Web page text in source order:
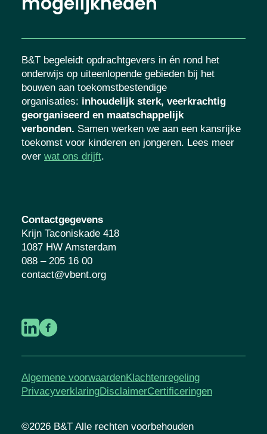
B&T begeleidt opdrachtgevers in én rond het
onderwijs op uiteenlopende gebieden bij het
bouwen aan toekomstbestendige
organisaties: inhoudelijk sterk, veerkrachtig
georganiseerd en maatschappelijk
verbonden. Samen werken we aan een kansrijke
toekomst voor kinderen en jongeren. Lees meer
over wat ons drijft.
Contactgegevens
Krijn Taconiskade 418
1087 HW Amsterdam
088 – 205 16 00
contact@vbent.org
Algemene voorwaardenKlachtenregeling
PrivacyverklaringDisclaimerCertificeringen
©2026 B&T Alle rechten voorbehouden